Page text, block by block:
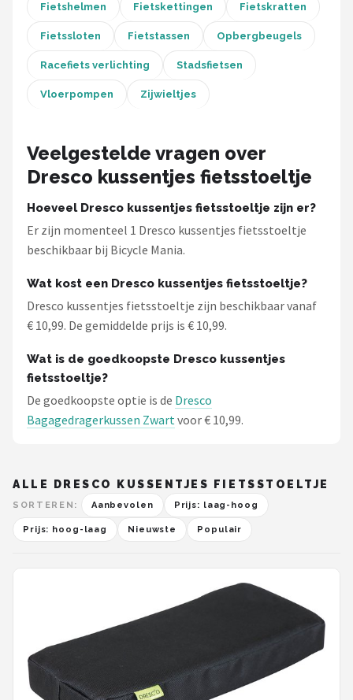
New Looxs
BBB Cycling
Schwalbe
Voltano
Shimano
Alle merken →
Fietshelmen Fietskettingen Fietskratten
Fietssloten Fietstassen Opbergbeugels
Racefiets verlichting Stadsfietsen
Vloerpompen Zijwieltjes
Veelgestelde vragen over
Dresco kussentjes fietsstoeltje
Hoeveel Dresco kussentjes fietsstoeltje zijn er?
Er zijn momenteel 1 Dresco kussentjes fietsstoeltje
beschikbaar bij Bicycle Mania.
Wat kost een Dresco kussentjes fietsstoeltje?
Dresco kussentjes fietsstoeltje zijn beschikbaar vanaf
€ 10,99. De gemiddelde prijs is € 10,99.
Wat is de goedkoopste Dresco kussentjes
fietsstoeltje?
De goedkoopste optie is de Dresco
Bagagedragerkussen Zwartvoor € 10,99.
ALLE DRESCO KUSSENTJES FIETSSTOELTJE
SORTEREN: Aanbevolen Prijs: laag-hoog
Prijs: hoog-laag Nieuwste Populair